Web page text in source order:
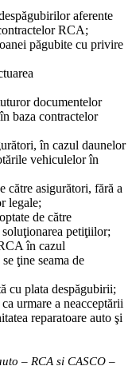
aferente
RCA;
păgubite cu privire
documentelor
baza contractelor
în cazul daunelor
vehiculelor în
către asigurători, fără a
legale;
de către
petiţiilor;
în cazul
ţine seama de
cu plata despăgubirii;
urmare a neacceptării
reparatoare auto şi
– RCA si CASCO –